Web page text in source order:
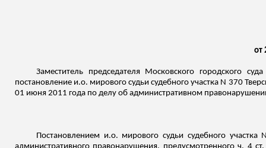
от
Заместитель председателя Московского городского
постановление и.о. мирового судьи судебного участка N 370
01 июня 2011 года по делу об административном
Постановлением и.о. мирового судьи судебного